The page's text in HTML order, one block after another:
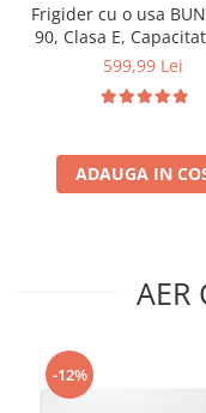
Frigider cu o usa
90, Clasa E,
Iluminare
cm, Alb
599,99 Lei
ADAUGA IN
AER
-12%